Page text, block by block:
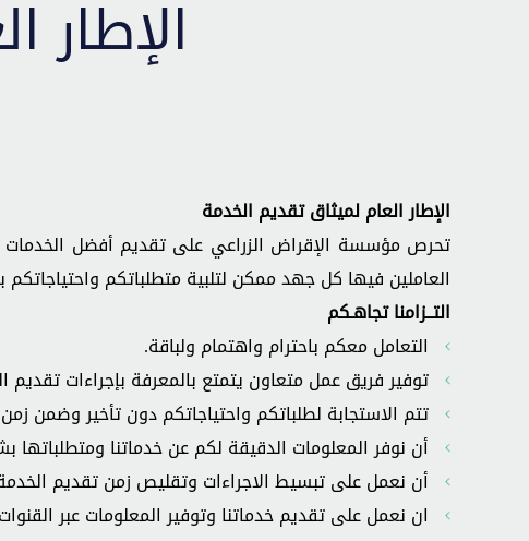
الإطار
الإطار العام لميثاق تقديم الخدمة
تحرص مؤسسة الإقراض الزراعي على تقديم أفضل
العاملين فيها كل جهد ممكن لتلبية متطلباتكم
التــزامنا تجاهـكم
التعامل معكم باحترام واهتمام ولباقة.
توفير فريق عمل متعاون يتمتع بالمعرفة بإجراءات تقديم
تتم الاستجابة لطلباتكم واحتياجاتكم دون تأخير وضمن
أن نوفر المعلومات الدقيقة لكم عن خدماتنا ومتطلباتها
أن نعمل على تبسيط الاجراءات وتقليص زمن تقديم
ان نعمل على تقديم خدماتنا وتوفير المعلومات عبر